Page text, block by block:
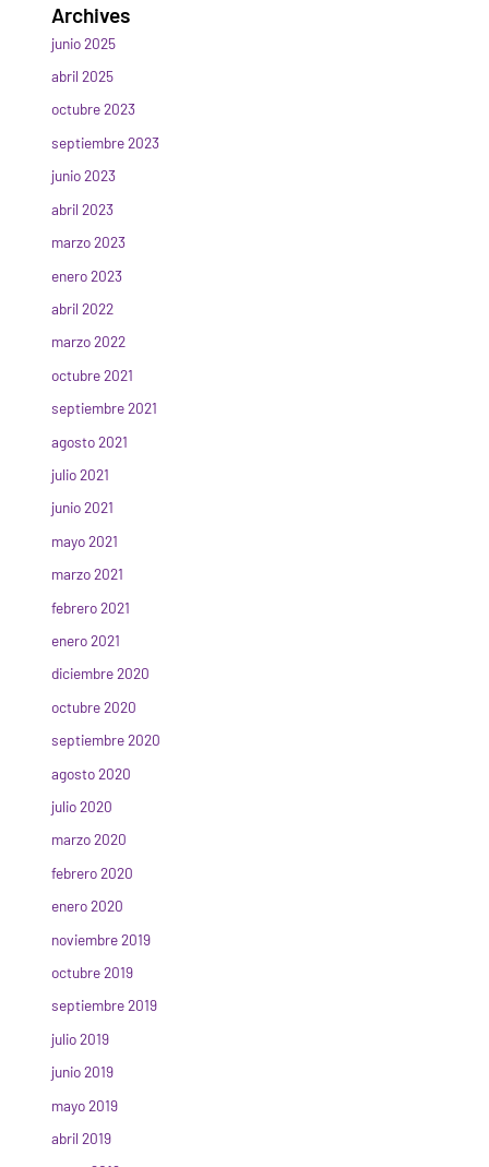
Archives
junio 2025
abril 2025
octubre 2023
septiembre 2023
junio 2023
abril 2023
marzo 2023
enero 2023
abril 2022
marzo 2022
octubre 2021
septiembre 2021
agosto 2021
julio 2021
junio 2021
mayo 2021
marzo 2021
febrero 2021
enero 2021
diciembre 2020
octubre 2020
septiembre 2020
agosto 2020
julio 2020
marzo 2020
febrero 2020
enero 2020
noviembre 2019
octubre 2019
septiembre 2019
julio 2019
junio 2019
mayo 2019
abril 2019